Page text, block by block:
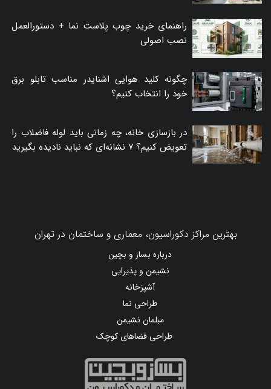
راهنمای خرید چوب پلاست نما + دستورالعمل
نصب اصولی
چگونه کلید هوایی اشنایدر مناسب تابلو برق
خود را انتخاب کنیم؟
در بازسازی خانه، چه زمانی باید لوله فاضلاب را
تعویض کنیم؟ ۷ نشانه‌ای که نباید نادیده بگیرید
بهترین مراکز دکوراسیون، معماری و ساختمان در تهران
درباره بساز و بچین
نشیمن و پذیرایی
آشپزخانه
طراحی نما
مبلمان نشیمن
طراحی فضاهای کوچک